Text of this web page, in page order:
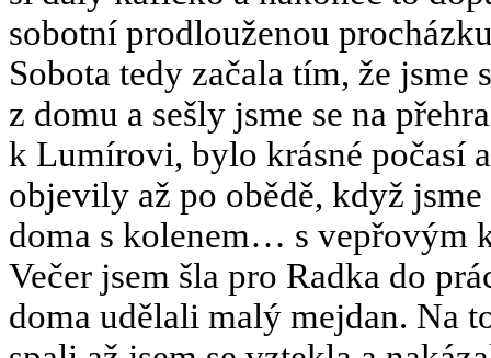
sobotní prodlouženou
Sobota tedy začala tím, že
z domu a sešly jsme se na
k Lumírovi, bylo krásné počasí
objevily až po obědě, když
doma s kolenem… s vepřovým
Večer jsem šla pro Radka do
doma udělali malý mejdan. Na